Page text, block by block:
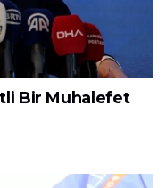
Bir Muhalefet